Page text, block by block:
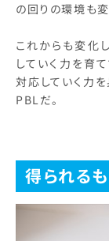
の回りの環境も変
これからも変化
していく力を育
対応していく力
PBLだ。
得られる